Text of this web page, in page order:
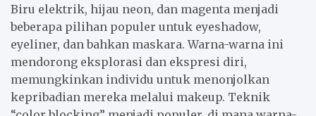
Biru elektrik, hijau neon, dan magenta menjadi
beberapa pilihan populer untuk eyeshadow,
eyeliner, dan bahkan maskara. Warna-warna ini
mendorong eksplorasi dan ekspresi diri,
memungkinkan individu untuk menonjolkan
kepribadian mereka melalui makeup. Teknik